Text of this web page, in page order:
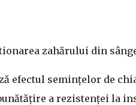
zahărului din
efectul semințelor de
a rezistenței la